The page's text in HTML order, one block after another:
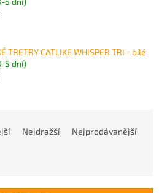
TRETRY CATLIKE WHISPER TRI - bílé
5 dní)
Nejdražší Nejprodávanější